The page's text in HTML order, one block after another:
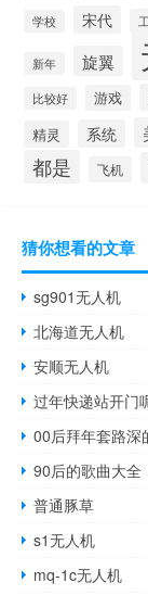
学校 宋代
新年 旋翼
比较好 游戏
精灵 系统
都是 飞机
猜你想看的文章
sg901无人机
北海道无人机
安顺无人机
过年快递站开门
00后拜年套路深
90后的歌曲大全
普通豚草
s1无人机
mq-1c无人机